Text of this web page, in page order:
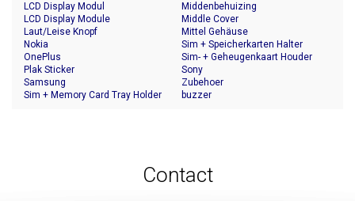
LCD Display Modul
LCD Display Module
Laut/Leise Knopf
Middenbehuizing
Middle Cover
Mittel Gehäuse
Nokia
OnePlus
Plak Sticker
Samsung
Sim + Memory Card Tray Holder
Sim + Speicherkarten Halter
Sim- + Geheugenkaart Houder
Sony
Zubehoer
buzzer
Contact